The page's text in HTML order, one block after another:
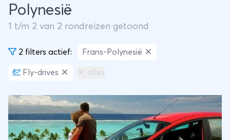
Polynesië
1 t/m 2 van 2 rondreizen getoond
2 filters actief: Frans-Polynesië
Fly-drives alles